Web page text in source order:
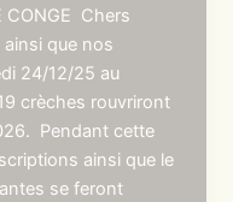
CONGE Chers
que nos
24/12/25 au
crèches rouvriront
Pendant cette
ainsi que le
se feront